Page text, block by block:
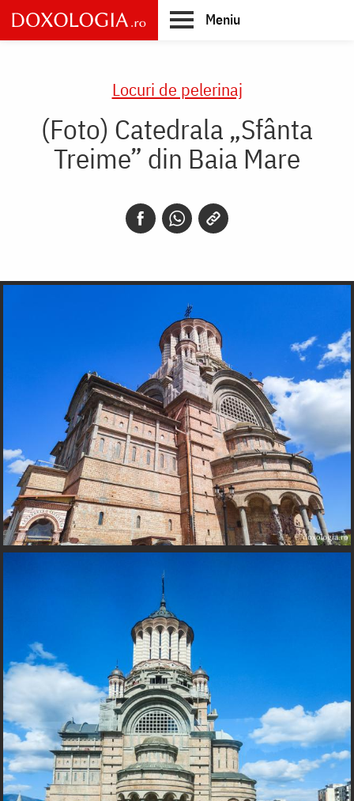
Skip
to
main
Meniu
Locuri de pelerinaj
(Foto) Catedrala „Sfânta
Treime” din Baia Mare